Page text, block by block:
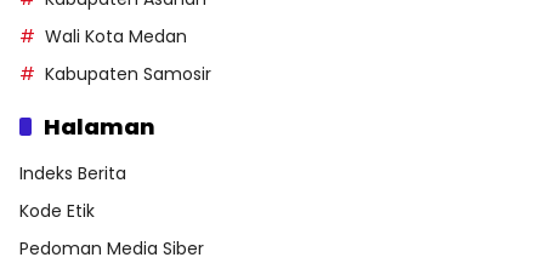
Wali Kota Medan
Kabupaten Samosir
Halaman
Indeks Berita
Kode Etik
Pedoman Media Siber